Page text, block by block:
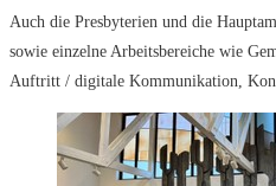
Auch die Presbyterien und die
sowie einzelne Arbeitsbereiche wie
Auftritt / digitale Kommunikation,